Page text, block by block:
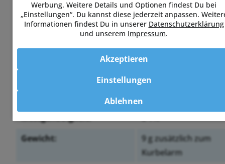
kabellosen Firmware-Updates und Apple Find My.
Spezifikationen
Linker Kurbelarm
Gewicht:
9 g zusätzlich zum
Kurbelarm
Werbung. Weitere Details und Optionen findest Du bei
„Einstellungen“. Du kannst diese jederzeit anpassen.
Informationen findest Du in unserer Datenschutzerklärung
und unserem Impressum.
Ablehnen
Akzeptieren
Einstellungen